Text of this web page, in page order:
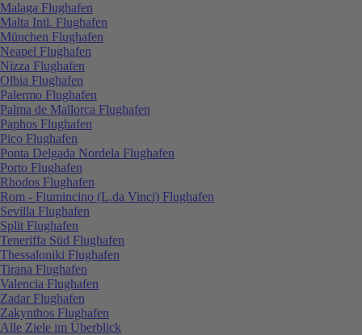
Malaga Flughafen
Malta Intl. Flughafen
München Flughafen
Neapel Flughafen
Nizza Flughafen
Olbia Flughafen
Palermo Flughafen
Palma de Mallorca Flughafen
Paphos Flughafen
Pico Flughafen
Ponta Delgada Nordela Flughafen
Porto Flughafen
Rhodos Flughafen
Rom - Fiumincino (L.da Vinci) Flughafen
Sevilla Flughafen
Split Flughafen
Teneriffa Süd Flughafen
Thessaloniki Flughafen
Tirana Flughafen
Valencia Flughafen
Zadar Flughafen
Zakynthos Flughafen
Alle Ziele im Überblick